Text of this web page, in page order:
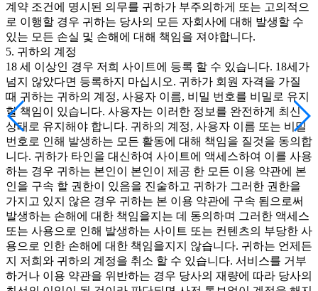
계약 조건에 명시된 의무를 귀하가 부주의하게 또는 고의적으
로 이행할 경우 귀하는 당사의 모든 자회사에 대해 발생할 수
있는 모든 손실 및 손해에 대해 책임을 져야합니다.
5. 귀하의 계정
18 세 이상인 경우 저희 사이트에 등록 할 수 있습니다. 18세가
넘지 않았다면 등록하지 마십시오. 귀하가 회원 자격을 가질
때 귀하는 귀하의 계정, 사용자 이름, 비밀 번호를 비밀로 유지
할 책임이 있습니다. 사용자는 이러한 정보를 완전하게 최신
상태로 유지해야 합니다. 귀하의 계정, 사용자 이름 또는 비밀
번호로 인해 발생하는 모든 활동에 대해 책임을 질것을 동의합
니다. 귀하가 타인을 대신하여 사이트에 액세스하여 이를 사용
하는 경우 귀하는 본인이 본인이 제공 한 모든 이용 약관에 본
인을 구속 할 권한이 있음을 진술하고 귀하가 그러한 권한을
가지고 있지 않은 경우 귀하는 본 이용 약관에 구속 됨으로써
발생하는 손해에 대한 책임을지는 데 동의하며 그러한 액세스
또는 사용으로 인해 발생하는 사이트 또는 컨텐츠의 부당한 사
용으로 인한 손해에 대한 책임을지지 않습니다. 귀하는 언제든
지 저희와 귀하의 계정을 취소 할 수 있습니다. 서비스를 거부
하거나 이용 약관을 위반하는 경우 당사의 재량에 따라 당사의